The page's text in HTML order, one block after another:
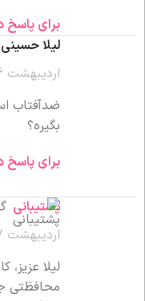
برای پاسخ
لیلا حسینی
اردیبهشت 26, 1404 در 11:57 ب.ظ
ضدآفتاب
بگیره؟
برای پاسخ
پشتیبانی
اردیبهشت 27, 1404 در 12:05 ق.ظ
لیلا